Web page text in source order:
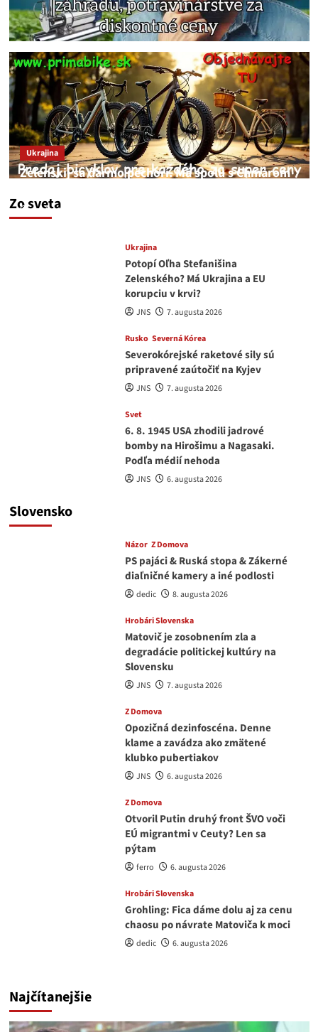
Zo sveta
Ukrajina
Zelenskij sa darmo pechorí. Má spolu s Chmarom
medvedar
Ukrajina
Potopí Oľha Stefanišina
Zelenského? Má Ukrajina a EU
korupciu v krvi?
JNS 7. augusta 2026
Rusko Severná Kórea
Severokórejské raketové sily sú
pripravené zaútočiť na Kyjev
JNS 7. augusta 2026
Svet
6. 8. 1945 USA zhodili jadrové
bomby na Hirošimu a Nagasaki.
Podľa médií nehoda
JNS 6. augusta 2026
Slovensko
Názor Z Domova
PS pajáci & Ruská stopa & Zákerné
diaľničné kamery a iné podlosti
dedic 8. augusta 2026
Hrobári Slovenska
Matovič je zosobnením zla a
degradácie politickej kultúry na
Slovensku
JNS 7. augusta 2026
Z Domova
Opozičná dezinfoscéna. Denne
klame a zavádza ako zmätené
klubko pubertiakov
JNS 6. augusta 2026
Z Domova
Otvoril Putin druhý front ŠVO voči
EÚ migrantmi v Ceuty? Len sa
pýtam
ferro 6. augusta 2026
Hrobári Slovenska
Grohling: Fica dáme dolu aj za cenu
chaosu po návrate Matoviča k moci
dedic 6. augusta 2026
Najčítanejšie